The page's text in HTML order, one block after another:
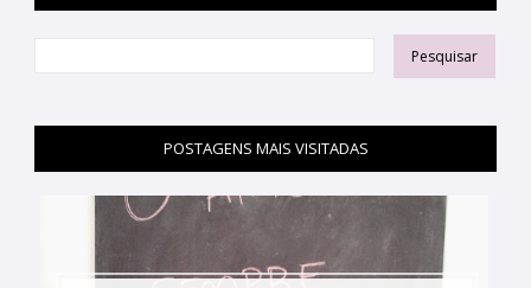
POSTAGENS MAIS VISITADAS